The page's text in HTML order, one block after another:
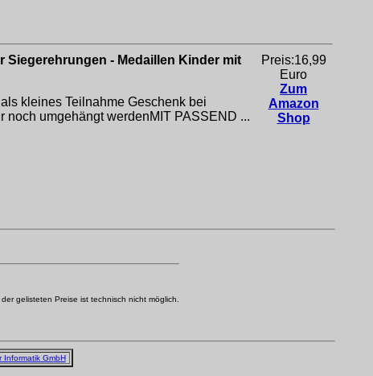
Siegerehrungen - Medaillen Kinder mit
kleines Teilnahme Geschenk bei
noch umgehängt werdenMIT PASSEND ...
Preis:16,99
Euro
Zum
Amazon
Shop
gelisteten Preise ist technisch nicht möglich.
Informatik GmbH